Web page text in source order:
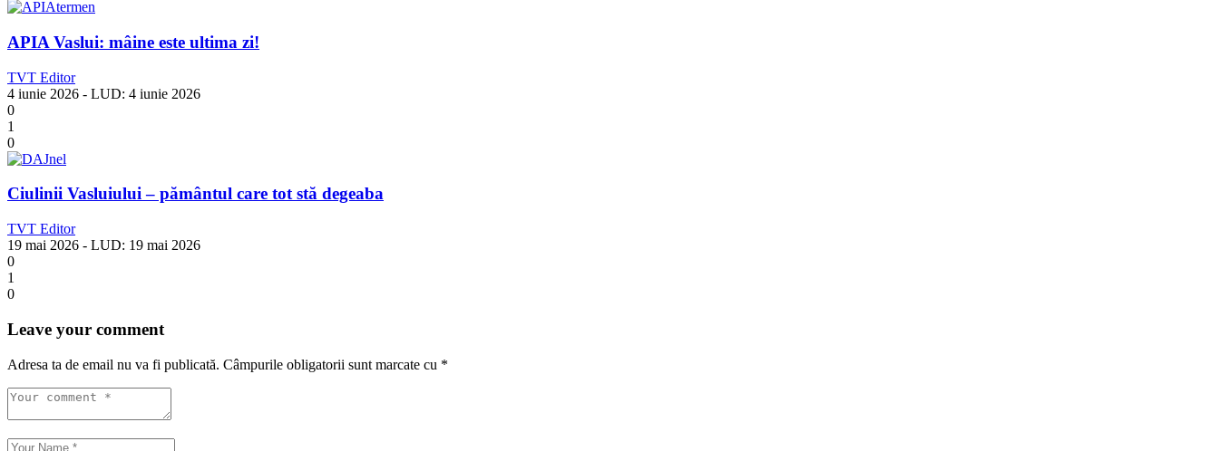
APIA Vaslui: mâine este ultima zi!
TVT Editor
4 iunie 2026 - LUD: 4 iunie 2026
0
1
0
Ciulinii Vasluiului – pământul care tot stă degeaba
TVT Editor
19 mai 2026 - LUD: 19 mai 2026
0
1
0
Leave your comment
Adresa ta de email nu va fi publicată. Câmpurile obligatorii sunt marcate cu *